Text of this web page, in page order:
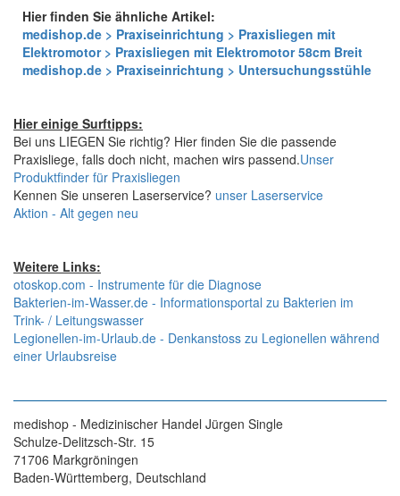
Hier finden Sie ähnliche Artikel:
medishop.de > Praxiseinrichtung > Praxisliegen mit
Elektromotor > Praxisliegen mit Elektromotor 58cm Breit
medishop.de > Praxiseinrichtung > Untersuchungsstühle
Hier einige Surftipps:
Bei uns LIEGEN Sie richtig? Hier finden Sie die passende
Praxisliege, falls doch nicht, machen wirs passend.Unser
Produktfinder für Praxisliegen
Kennen Sie unseren Laserservice? unser Laserservice
Aktion - Alt gegen neu
Weitere Links:
otoskop.com - Instrumente für die Diagnose
Bakterien-im-Wasser.de - Informationsportal zu Bakterien im
Trink- / Leitungswasser
Legionellen-im-Urlaub.de - Denkanstoss zu Legionellen während
einer Urlaubsreise
medishop - Medizinischer Handel Jürgen Single
Schulze-Delitzsch-Str. 15
71706 Markgröningen
Baden-Württemberg, Deutschland